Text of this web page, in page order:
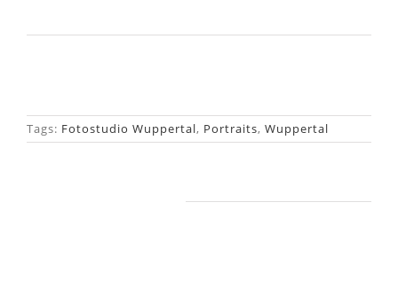
Tags: Fotostudio Wuppertal, Portraits, Wuppertal